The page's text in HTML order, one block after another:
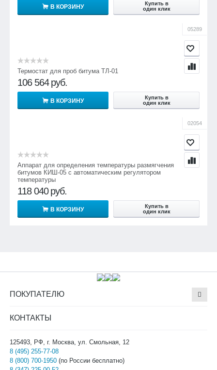
В КОРЗИНУ
Купить в
один клик
05289
Термостат для проб битума ТЛ-01
106 564 руб.
В КОРЗИНУ
Купить в
один клик
02054
Аппарат для определения температуры размягчения
битумов КИШ-05 с автоматическим регулятором
температуры
118 040 руб.
В КОРЗИНУ
Купить в
один клик
ПОКУПАТЕЛЮ
КОНТАКТЫ
125493, РФ, г. Москва, ул. Смольная, 12
8 (495) 255-77-08
8 (800) 700-1950 (по России бесплатно)